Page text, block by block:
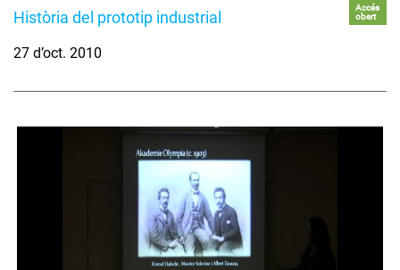
Història del prototip industrial
Accés
obert
27 d’oct. 2010